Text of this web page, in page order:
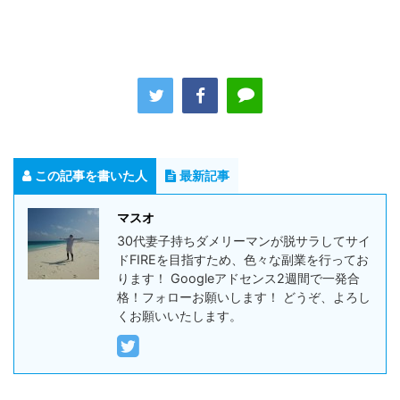
この記事を書いた人 最新記事
マスオ
30代妻子持ちダメリーマンが脱サラしてサイ
ドFIREを目指すため、色々な副業を行ってお
ります！ Googleアドセンス2週間で一発合
格！フォローお願いします！ どうぞ、よろし
くお願いいたします。